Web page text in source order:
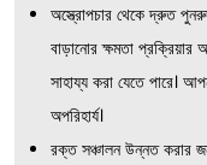
অস্ত্রোপচার থেকে দ্রুত
বাড়ানোর ক্ষমতা
সাহায্য করা যেতে পারে।
অপরিহার্য।
রক্ত সঞ্চালন উন্নত করার